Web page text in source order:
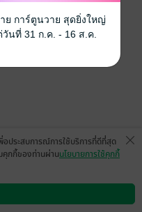
อประสบการณ์การใช้บริการที่ดีที่สุด
คุกกี้ของท่านผ่านนโยบายการใช้คุกกี้
ย การ์ตูนวาย สุดยิ่งใหญ่
นที่ 31 ก.ค. - 16 ส.ค.